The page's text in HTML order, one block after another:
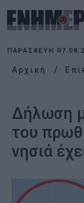
ΠΑΡΑΣΚΕΥΉ
Αρχική
Δήλωση
του
νησιά